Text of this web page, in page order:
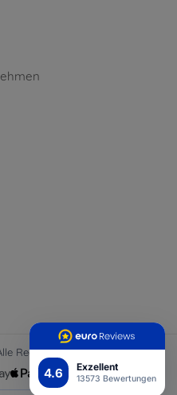
4.6 Exzellent
13573 Bewertungen
Rechte vorbehalten.